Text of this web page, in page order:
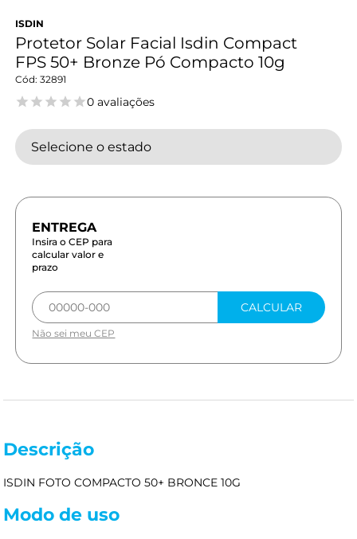
ISDIN
Protetor Solar Facial Isdin Compact
FPS 50+ Bronze Pó Compacto 10g
32891
0 avaliações
Selecione o estado
Insira o CEP para
calcular valor e
prazo
CALCULAR
Não sei meu CEP
Descrição
ISDIN FOTO COMPACTO 50+ BRONCE 10G
Modo de uso